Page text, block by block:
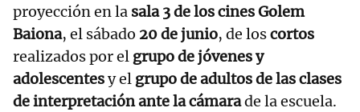
proyección en la sala 3 de los cines Golem
Baiona, el sábado 20 de junio, de loscortos
realizados por el grupo de jóvenes y
adolescentesy el grupo de adultos de las clases
de interpretación ante la cámarade la escuela.